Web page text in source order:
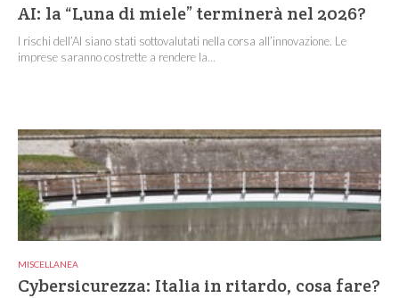
AI: la “Luna di miele” terminerà nel 2026?
I rischi dell’AI siano stati sottovalutati nella corsa all’innovazione. Le
imprese saranno costrette a rendere la...
MISCELLANEA
Cybersicurezza: Italia in ritardo, cosa fare?